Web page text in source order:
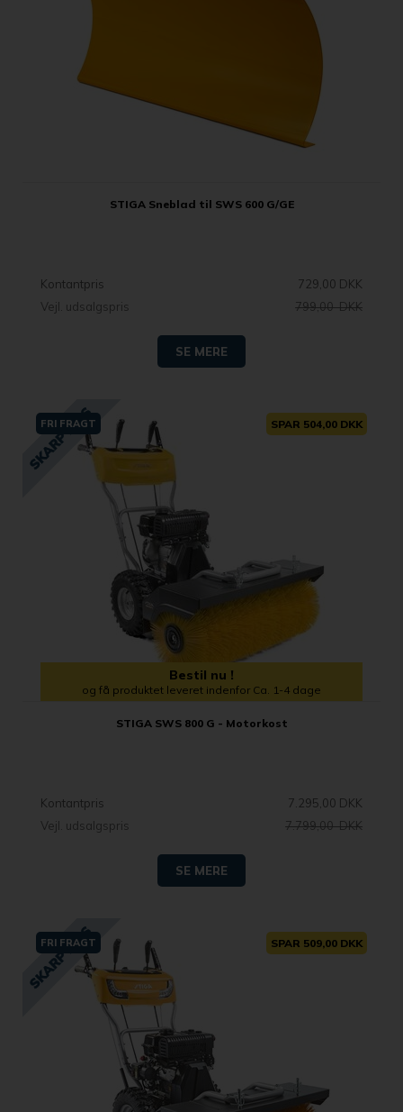
STIGA Sneblad til SWS 600 G/GE
Kontantpris
729,00 DKK
Vejl. udsalgspris
799,00 DKK
SE MERE
FRI FRAGT SPAR 504,00 DKK
Bestil nu !
og få produktet leveret indenfor Ca. 1-4 dage
STIGA SWS 800 G - Motorkost
Kontantpris
7.295,00 DKK
Vejl. udsalgspris
7.799,00 DKK
SE MERE
FRI FRAGT SPAR 509,00 DKK